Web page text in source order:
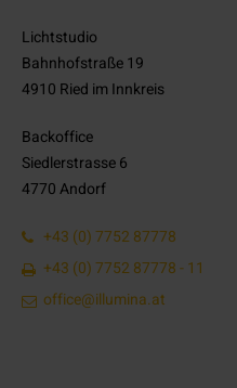
Lichtstudio
Bahnhofstraße 19
4910 Ried im Innkreis
Backoffice
Siedlerstrasse 6
4770 Andorf
+43 (0) 7752 87778
+43 (0) 7752 87778 - 11
office@illumina.at